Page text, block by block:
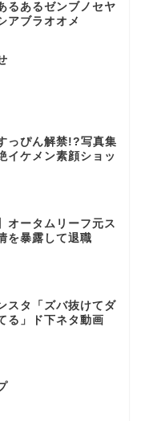
るあるゼンブノセヤ
アブラオオメ
っぴん解禁!?写真集
イケメン素顔ショッ
オータムリーフ元ス
を暴露して退職
スタ「ズバ抜けてダ
る」ド下ネタ動画